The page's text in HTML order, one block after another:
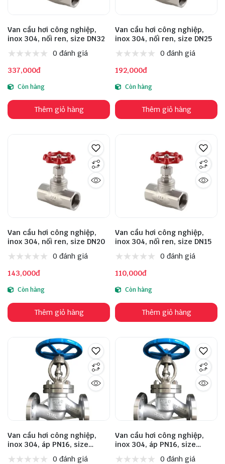
Van cầu hơi công nghiệp,
inox 304, nối ren, size DN32
0 đánh giá
337,000đ
Còn hàng
Thêm giỏ hàng
Van cầu hơi công nghiệp,
inox 304, nối ren, size DN25
0 đánh giá
192,000đ
Còn hàng
Thêm giỏ hàng
Van cầu hơi công nghiệp,
inox 304, nối ren, size DN20
0 đánh giá
143,000đ
Còn hàng
Thêm giỏ hàng
Van cầu hơi công nghiệp,
inox 304, nối ren, size DN15
0 đánh giá
110,000đ
Còn hàng
Thêm giỏ hàng
Van cầu hơi công nghiệp,
inox 304, áp PN16, size
0 đánh giá
Van cầu hơi công nghiệp,
inox 304, áp PN16, size
0 đánh giá